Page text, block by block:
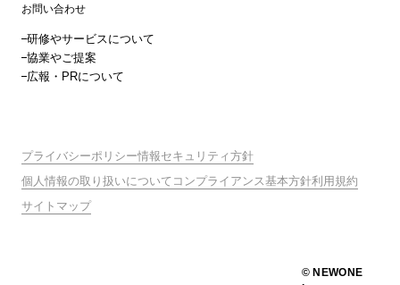
お問い合わせ
研修やサービスについて
協業やご提案
広報・PRについて
プライバシーポリシー情報セキュリティ方針
個人情報の取り扱いについて コンプライアンス基本方針利用規約
サイトマップ
© NEWONE